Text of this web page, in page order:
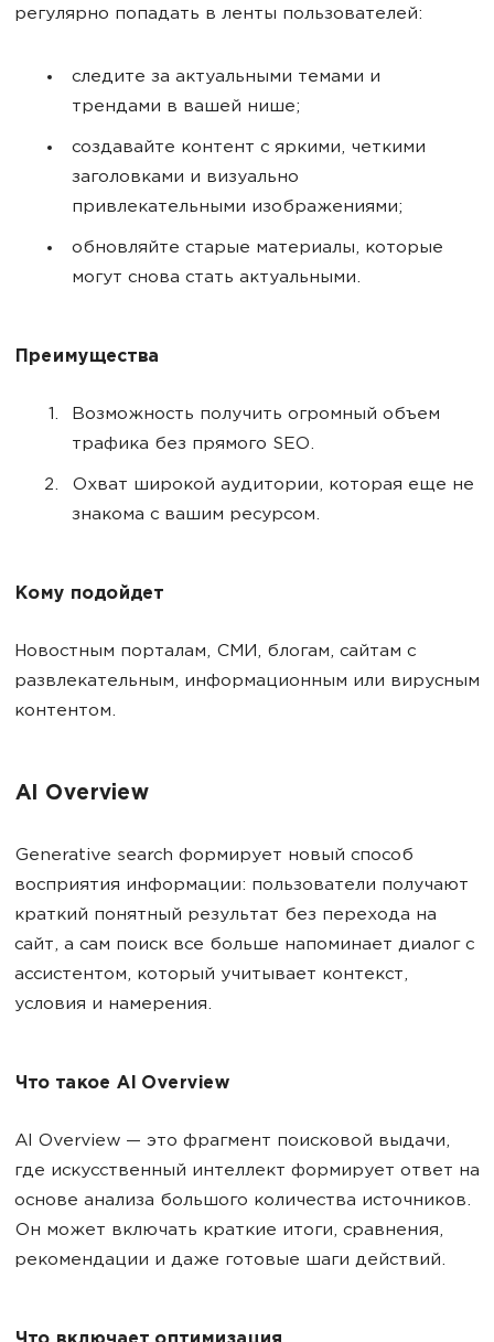
регулярно попадать в ленты пользователей:
следите за актуальными темами и
трендами в вашей нише;
создавайте контент с яркими, четкими
заголовками и визуально
привлекательными изображениями;
обновляйте старые материалы, которые
могут снова стать актуальными.
Преимущества
Возможность получить огромный объем
трафика без прямого SEO.
Охват широкой аудитории, которая еще не
знакома с вашим ресурсом.
Кому подойдет
Новостным порталам, СМИ, блогам, сайтам с
развлекательным, информационным или вирусным
контентом.
AI Overview
Generative search формирует новый способ
восприятия информации: пользователи получают
краткий понятный результат без перехода на
сайт, а сам поиск все больше напоминает диалог с
ассистентом, который учитывает контекст,
условия и намерения.
Что такое AI Overview
AI Overview — это фрагмент поисковой выдачи,
где искусственный интеллект формирует ответ на
основе анализа большого количества источников.
Он может включать краткие итоги, сравнения,
рекомендации и даже готовые шаги действий.